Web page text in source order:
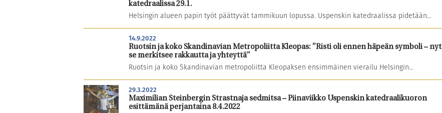
katedraalissa 29.1.
Helsingin alueen papin työt päättyvät tammikuun lopussa. Uspenskin katedraalissa pidetään...
14.9.2022
Ruotsin ja koko Skandinavian Metropoliitta Kleopas: ”Risti oli ennen häpeän symboli – nyt
se merkitsee rakkautta ja yhteyttä”
Ruotsin ja koko Skandinavian metropoliitta Kleopaksen ensimmäinen vierailu Helsingin...
29.3.2022
Maximilian Steinbergin Strastnaja sedmitsa – Piinaviikko Uspenskin katedraalikuoron
esittämänä perjantaina 8.4.2022